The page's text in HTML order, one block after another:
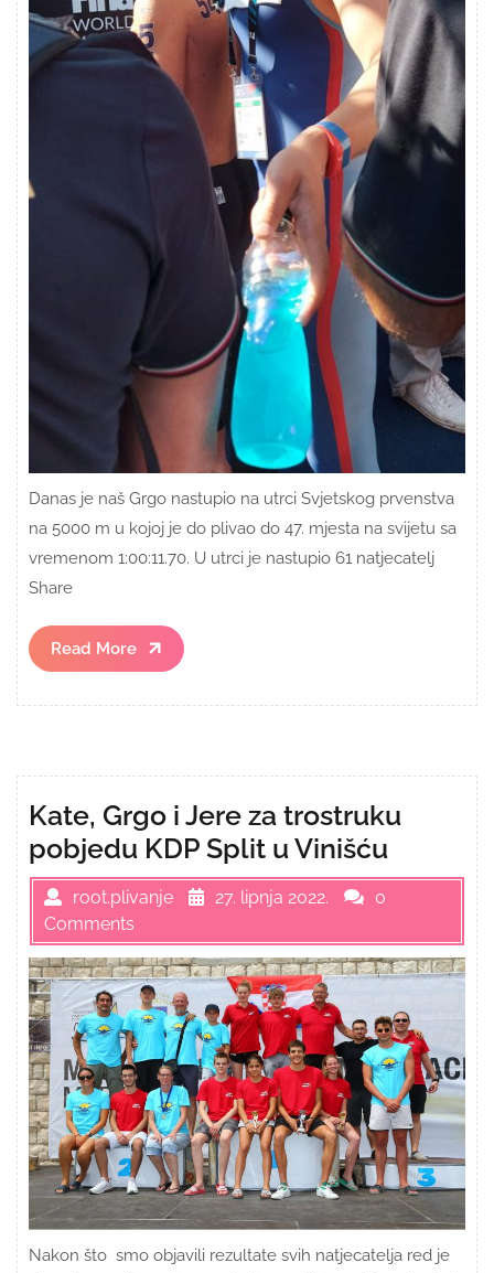
Danas je naš Grgo nastupio na utrci Svjetskog prvenstva
na 5000 m u kojoj je do plivao do 47. mjesta na svijetu sa
vremenom 1:00:11.70. U utrci je nastupio 61 natjecatelj
Share
Read More
Read
More
Kate, Grgo i Jere za trostruku
pobjedu KDP Split u Vinišću
root.plivanje 27. lipnja 2022.
0
Comments
Nakon što smo objavili rezultate svih natjecatelja red je